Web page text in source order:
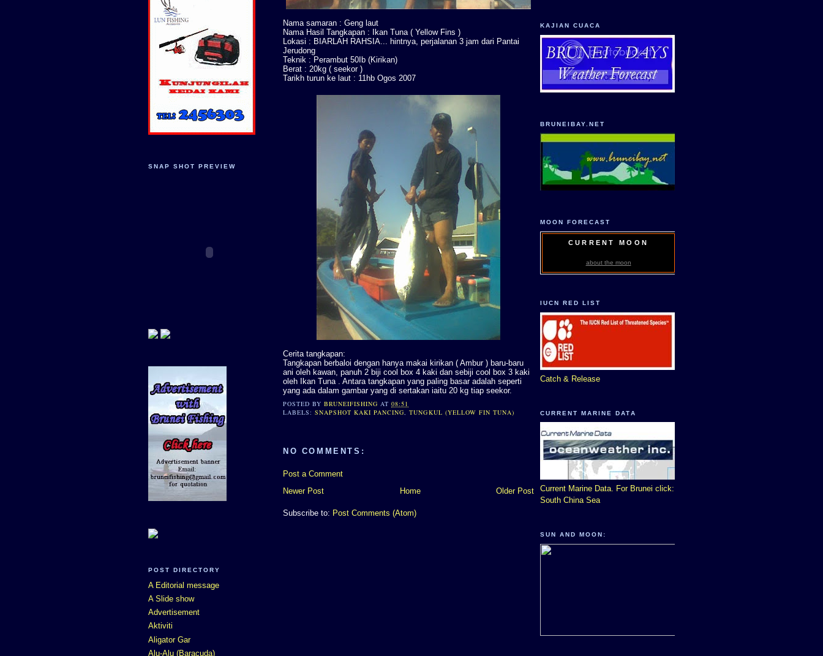
SNAP SHOT PREVIEW
POST DIRECTORY
A Editorial message
A Slide show
Advertisement
Aktiviti
Aligator Gar
Alu-Alu (Baracuda)
Nama samaran : Geng laut
Nama Hasil Tangkapan : Ikan Tuna ( Yellow Fins )
Lokasi : BIARLAH RAHSIA... hintnya, perjalanan 3 jam dari Pantai
Jerudong
Teknik : Perambut 50Ib (Kirikan)
Berat : 20kg ( seekor )
Tarikh turun ke laut : 11hb Ogos 2007
Cerita tangkapan:
Tangkapan berbaloi dengan hanya makai kirikan ( Ambur ) baru-baru
ani oleh kawan, panuh 2 biji cool box 4 kaki dan sebiji cool box 3 kaki
oleh Ikan Tuna . Antara tangkapan yang paling basar adalah seperti
yang ada dalam gambar yang di sertakan iaitu 20 kg tiap seekor.
POSTED BYBRUNEIFISHING AT08:51
LABELS:SNAPSHOT KAKI PANCING,TUNGKUL (YELLOW FIN TUNA)
NO COMMENTS:
Post a Comment
Newer Post
Older Post
Home
Subscribe to: Post Comments (Atom)
KAJIAN CUACA
BRUNEIBAY.NET
MOON FORECAST
CURRENT MOON
about the moon
IUCN RED LIST
Catch & Release
CURRENT MARINE DATA
Current Marine Data. For Brunei click:
South China Sea
SUN AND MOON: